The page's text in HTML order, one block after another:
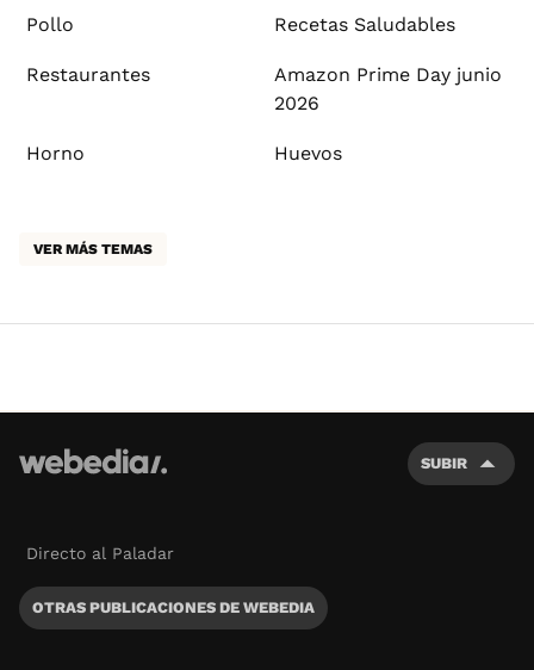
Pollo Recetas Saludables
Restaurantes
Amazon Prime Day junio
2026
Horno Huevos
VER MÁS TEMAS
SUBIR
Directo al Paladar
OTRAS PUBLICACIONES DE WEBEDIA